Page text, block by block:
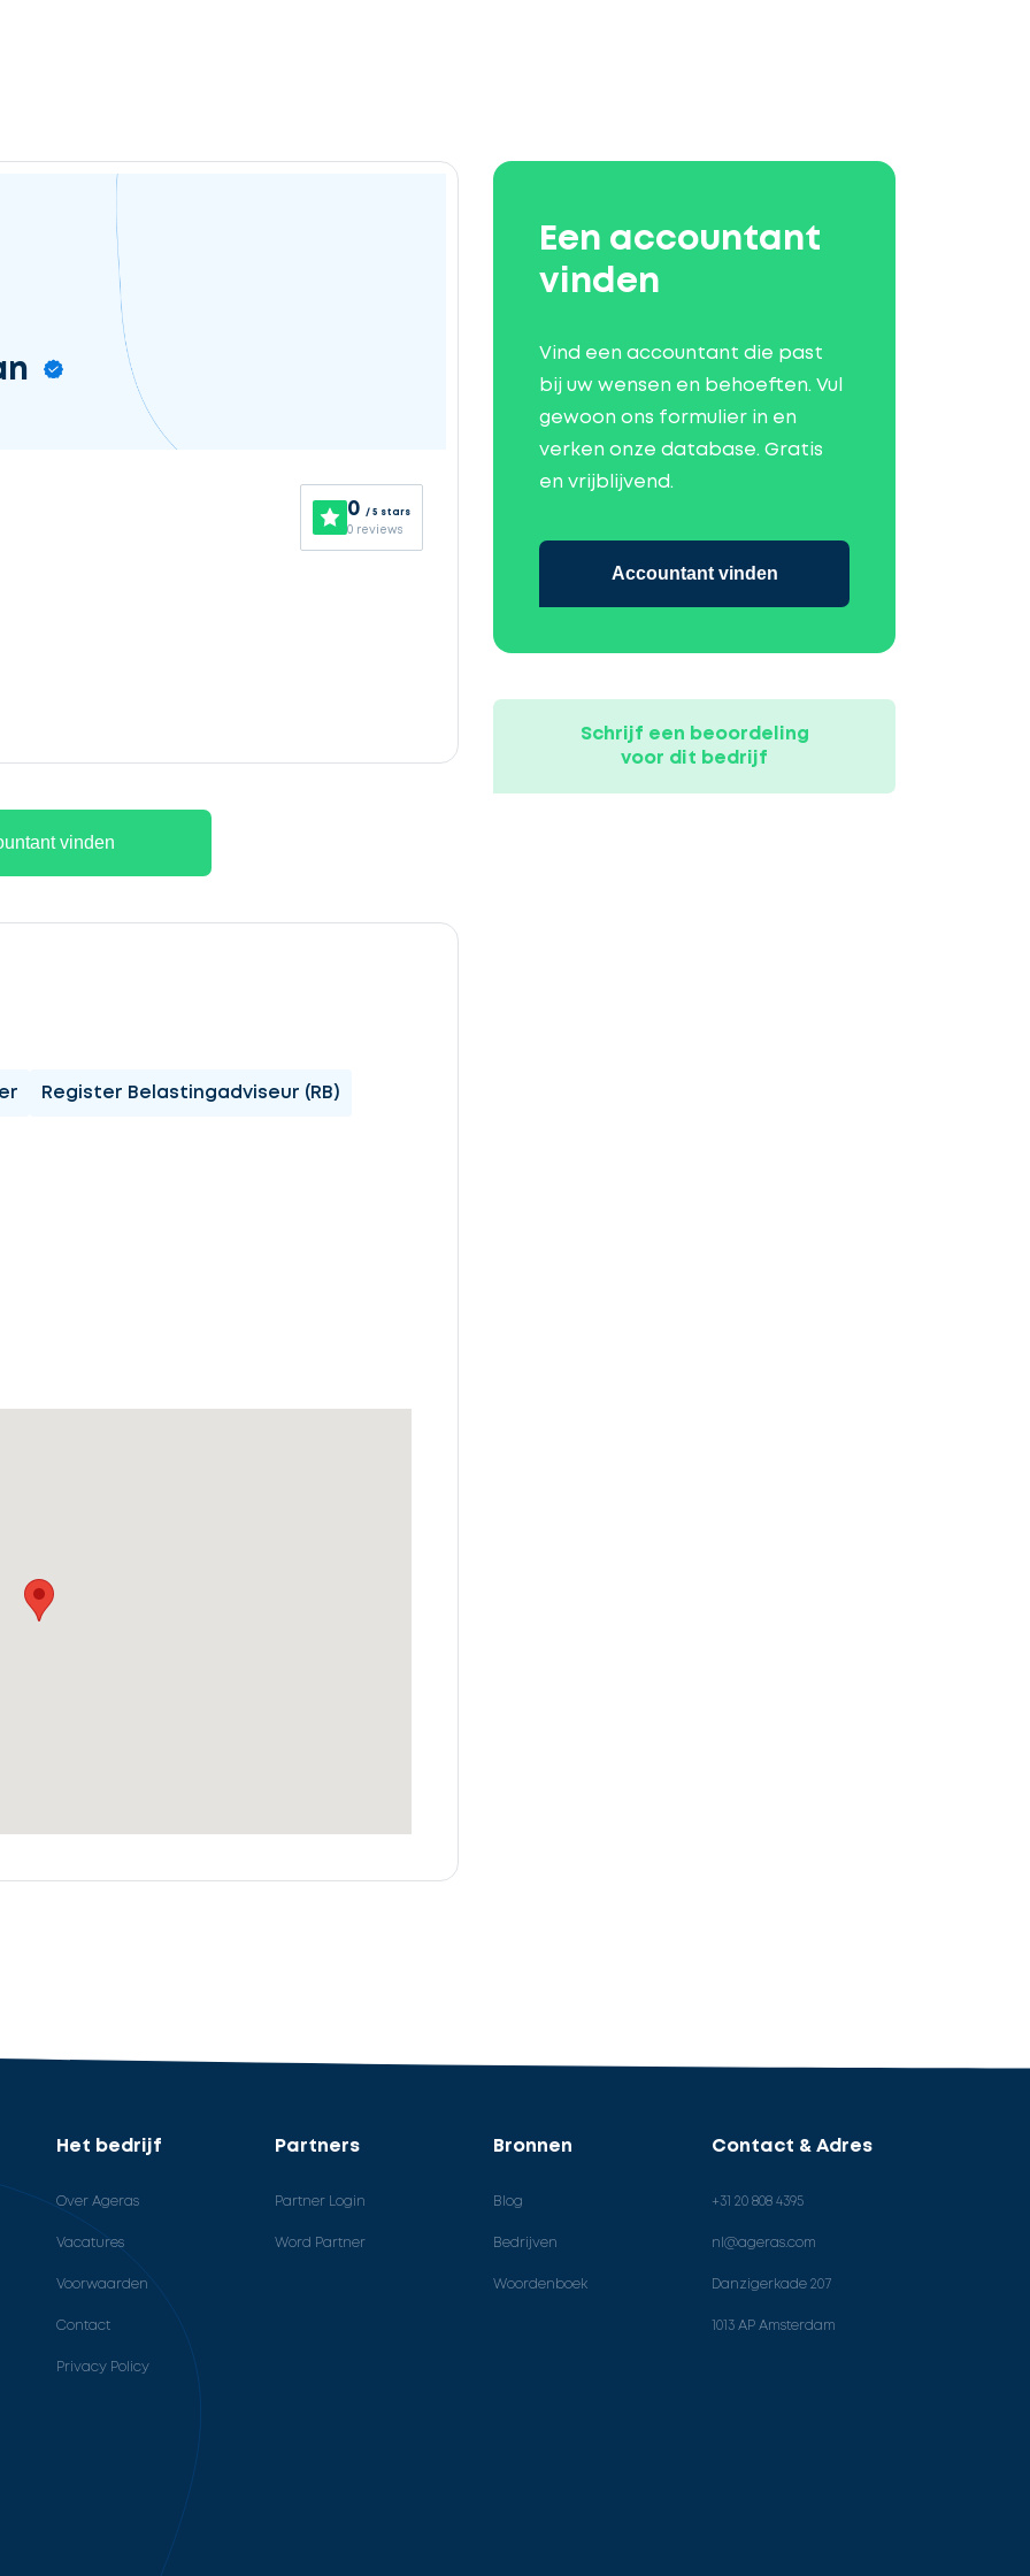
0 / 5 stars
0 reviews
vinden
Register Belastingadviseur (RB)
Een accountant
vinden
Vind een accountant die past
bij uw wensen en behoeften. Vul
gewoon ons formulier in en
verken onze database. Gratis
en vrijblijvend.
Accountant vinden
Schrijf een beoordeling
voor dit bedrijf
Het bedrijf
Over Ageras
Vacatures
Voorwaarden
Contact
Privacy Policy
Partners
Partner Login
Word Partner
Bronnen
Blog
Bedrijven
Woordenboek
Contact & Adres
+31 20 808 4395
nl@ageras.com
Danzigerkade 207
1013 AP Amsterdam